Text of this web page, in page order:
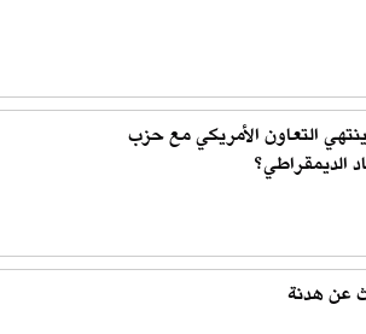
التعاون الأمريكي مع حزب
الديمقراطي؟
عن هدنة